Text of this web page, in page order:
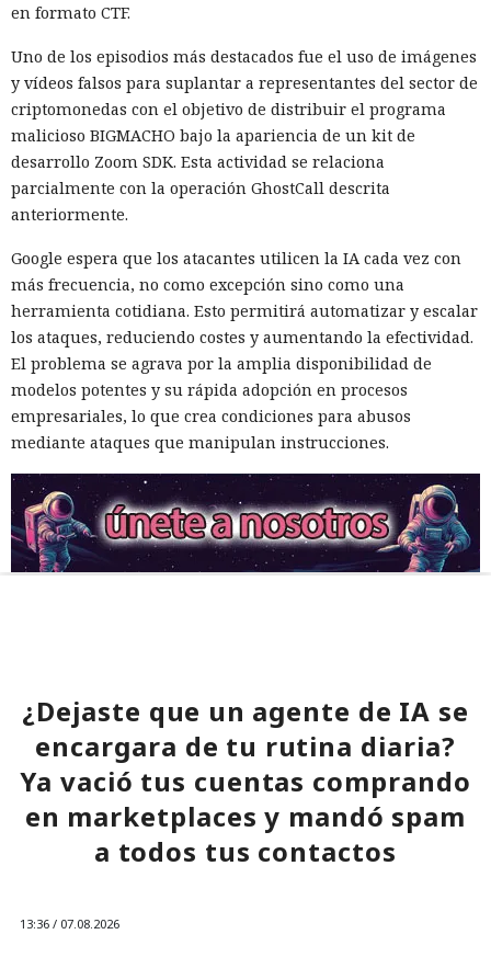
en formato CTF.
Uno de los episodios más destacados fue el uso de imágenes
y vídeos falsos para suplantar a representantes del sector de
criptomonedas con el objetivo de distribuir el programa
malicioso BIGMACHO bajo la apariencia de un kit de
desarrollo Zoom SDK. Esta actividad se relaciona
parcialmente con la operación GhostCall descrita
anteriormente.
Google espera que los atacantes utilicen la IA cada vez con
más frecuencia, no como excepción sino como una
herramienta cotidiana. Esto permitirá automatizar y escalar
los ataques, reduciendo costes y aumentando la efectividad.
El problema se agrava por la amplia disponibilidad de
modelos potentes y su rápida adopción en procesos
empresariales, lo que crea condiciones para abusos
mediante ataques que manipulan instrucciones.
¿Dejaste que un agente de IA se
encargara de tu rutina diaria?
Ya vació tus cuentas comprando
en marketplaces y mandó spam
a todos tus contactos
13:36 / 07.08.2026